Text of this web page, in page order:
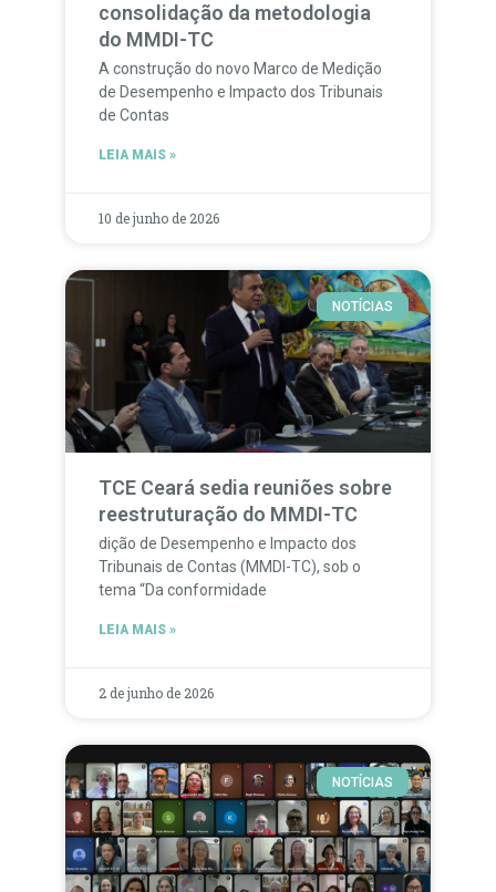
consolidação da metodologia
do MMDI-TC
A construção do novo Marco de Medição
de Desempenho e Impacto dos Tribunais
de Contas
LEIA MAIS »
10 de junho de 2026
NOTÍCIAS
TCE Ceará sedia reuniões sobre
reestruturação do MMDI-TC
dição de Desempenho e Impacto dos
Tribunais de Contas (MMDI-TC), sob o
tema “Da conformidade
LEIA MAIS »
2 de junho de 2026
NOTÍCIAS